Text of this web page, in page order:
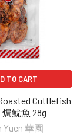
TO CART
Cuttlefish
魷魚 28g
Yuen 華園